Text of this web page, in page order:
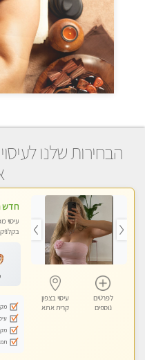
הבחירות שלנו
לפרטים
נוספים
עיסוי בצפון
קרית אתא
עיסוי